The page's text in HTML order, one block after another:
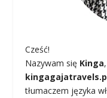
Cześć!
Nazywam się Kinga
tłumaczem języka